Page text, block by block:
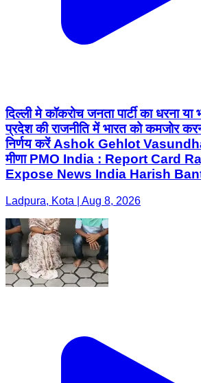
दिल्ली मे कॉकरोच जनता पार्टी का धरना या
प्रदेश की राजनीति में भारत को कमजोर
निर्णय करें Ashok Gehlot
मीणा PMO India : Report Card
Expose News India Harish
Ladpura, Kota | Aug 8, 2026